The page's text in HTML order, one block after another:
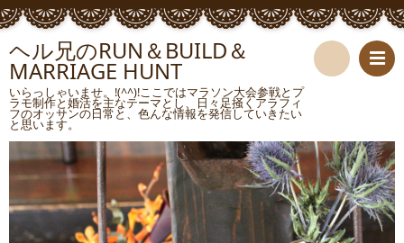
ヘル兄のRUN＆BUILD＆
MARRIAGE HUNT
いらっしゃいませ。!(^^)!ここではマラソン大会参戦とプ
ラモ制作と婚活を主なテーマとし、日々足掻くアラフィ
フのオッサンの日常と、色んな情報を発信していきたい
と思います。